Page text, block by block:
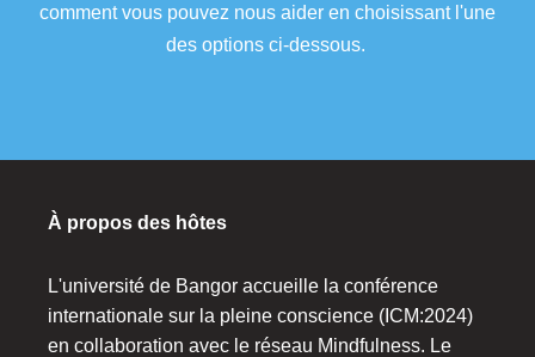
comment vous pouvez nous aider en choisissant l'une
des options ci-dessous.
À propos des hôtes
L'université de Bangor accueille la conférence
internationale sur la pleine conscience (ICM:2024)
en collaboration avec le réseau Mindfulness. Le